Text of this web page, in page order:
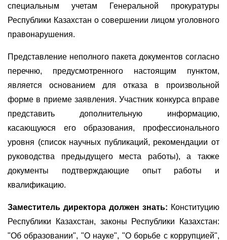
специальным учетам Генеральной прокуратуры
Республики Казахстан о совершении лицом уголовного
правонарушения.
Представление неполного пакета документов согласно
перечню, предусмотренного настоящим пунктом,
является основанием для отказа в произвольной
форме в приеме заявления. Участник конкурса вправе
представить дополнительную информацию,
касающуюся его образования, профессионального
уровня (список научных публикаций, рекомендации от
руководства предыдущего места работы), а также
документы подтверждающие опыт работы и
квалификацию.
Заместитель директора должен знать: Конституцию
Республики Казахстан, законы Республики Казахстан:
"Об образовании", "О науке", "О борьбе с коррупцией",